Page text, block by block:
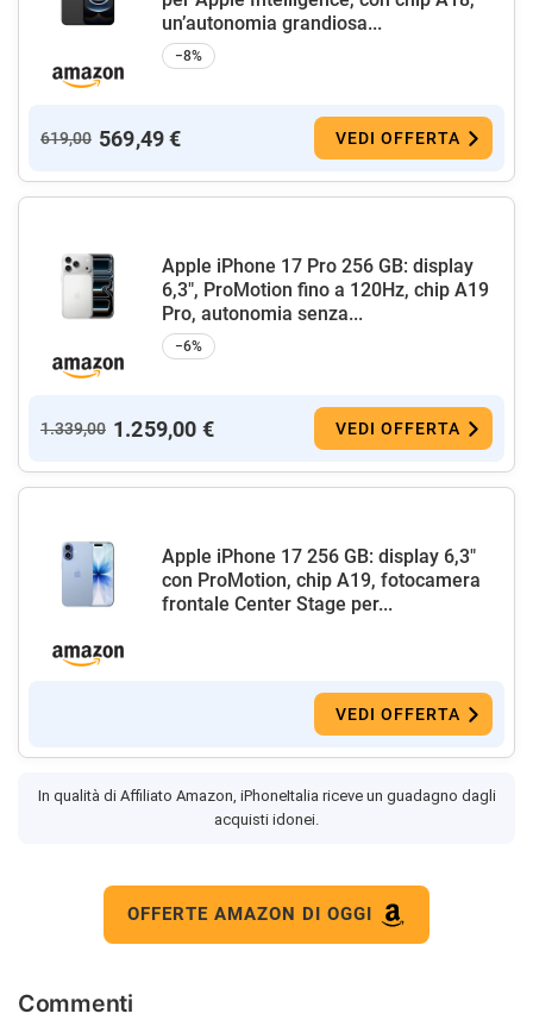
un’autonomia grandiosa...
−8%
619,00 569,49 € VEDI OFFERTA
Apple iPhone 17 Pro 256 GB: display
6,3", ProMotion fino a 120Hz, chip A19
Pro, autonomia senza...
−6%
1.339,00 1.259,00 € VEDI OFFERTA
Apple iPhone 17 256 GB: display 6,3"
con ProMotion, chip A19, fotocamera
frontale Center Stage per...
VEDI OFFERTA
In qualità di Affiliato Amazon, iPhoneItalia riceve un guadagno dagli
acquisti idonei.
OFFERTE AMAZON DI OGGI
Commenti